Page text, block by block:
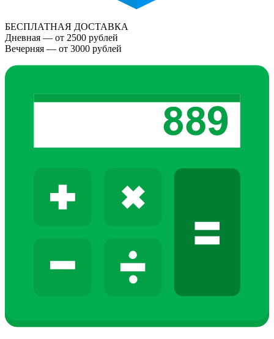
БЕСПЛАТНАЯ ДОСТАВКА
Дневная — от 2500 рублей
Вечерняя — от 3000 рублей